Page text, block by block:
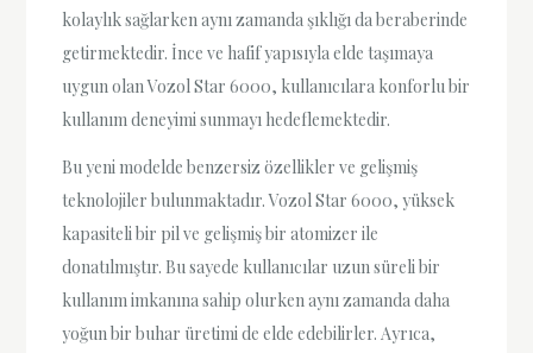
kolaylık sağlarken aynı zamanda şıklığı da beraberinde
getirmektedir. İnce ve hafif yapısıyla elde taşımaya
uygun olan Vozol Star 6000, kullanıcılara konforlu bir
kullanım deneyimi sunmayı hedeflemektedir.
Bu yeni modelde benzersiz özellikler ve gelişmiş
teknolojiler bulunmaktadır. Vozol Star 6000, yüksek
kapasiteli bir pil ve gelişmiş bir atomizer ile
donatılmıştır. Bu sayede kullanıcılar uzun süreli bir
kullanım imkanına sahip olurken aynı zamanda daha
yoğun bir buhar üretimi de elde edebilirler. Ayrıca,